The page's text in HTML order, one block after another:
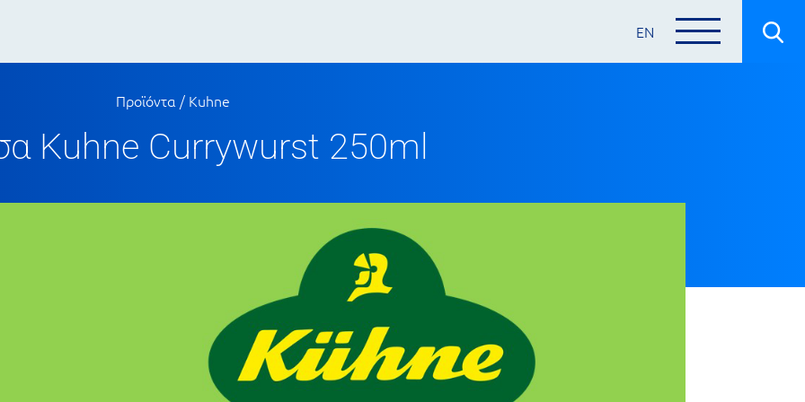
EN
Προϊόντα / Kuhne
Kuhne Currywurst 250ml